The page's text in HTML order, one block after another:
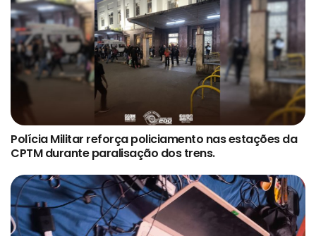
Polícia Militar reforça policiamento nas estações da
CPTM durante paralisação dos trens.